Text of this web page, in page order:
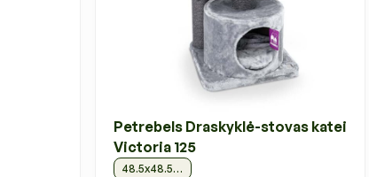
Petrebels Draskyklė-stovas katei
Victoria 125
48.5x48.5x125cm, pilkos spalvos